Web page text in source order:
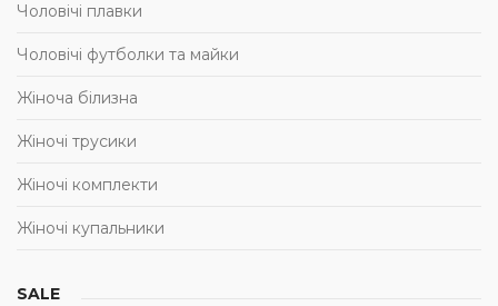
Чоловічі плавки
Чоловічі футболки та майки
Жіноча білизна
Жіночі трусики
Жіночі комплекти
Жіночі купальники
SALE